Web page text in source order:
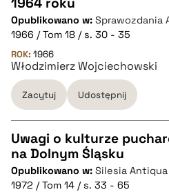
pobierz cytat
BIBTEX
pobierz cytat
Opublikowano w: Sprawozdania
1966 / Tom 18 / s. 30 - 35
ROK: 1966
Włodzimierz Wojciechowski
Zacytuj Udostępnij
CZYSTY TEKST
Uwagi o kulturze
na Dolnym Śląsku
Opublikowano w: Silesia Antiqua
1972 / Tom 14 / s. 33 - 65